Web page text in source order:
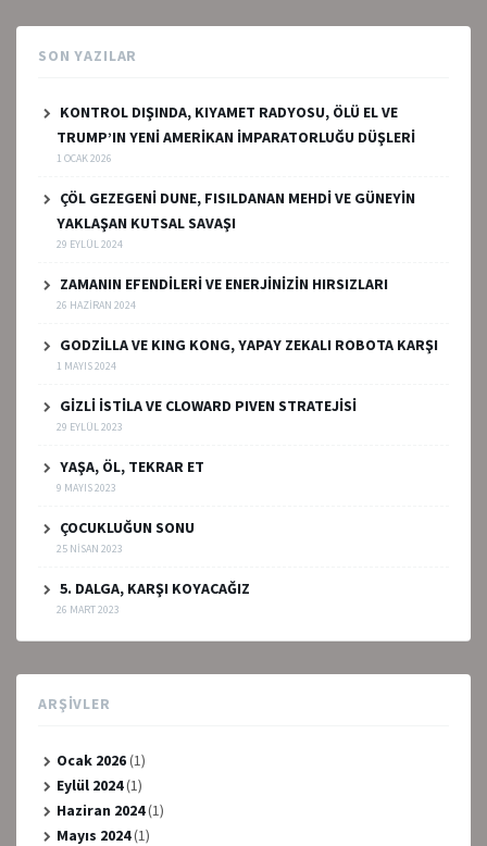
SON YAZILAR
KONTROL DIŞINDA, KIYAMET RADYOSU, ÖLÜ EL VE
TRUMP’IN YENİ AMERİKAN İMPARATORLUĞU DÜŞLERİ
1 OCAK 2026
ÇÖL GEZEGENİ DUNE, FISILDANAN MEHDİ VE GÜNEYİN
YAKLAŞAN KUTSAL SAVAŞI
29 EYLÜL 2024
ZAMANIN EFENDİLERİ VE ENERJİNİZİN HIRSIZLARI
26 HAZIRAN 2024
GODZİLLA VE KING KONG, YAPAY ZEKALI ROBOTA KARŞI
1 MAYIS 2024
GİZLİ İSTİLA VE CLOWARD PIVEN STRATEJİSİ
29 EYLÜL 2023
YAŞA, ÖL, TEKRAR ET
9 MAYIS 2023
ÇOCUKLUĞUN SONU
25 NISAN 2023
5. DALGA, KARŞI KOYACAĞIZ
26 MART 2023
ARŞIVLER
Ocak 2026(1)
Eylül 2024(1)
Haziran 2024(1)
Mayıs 2024(1)